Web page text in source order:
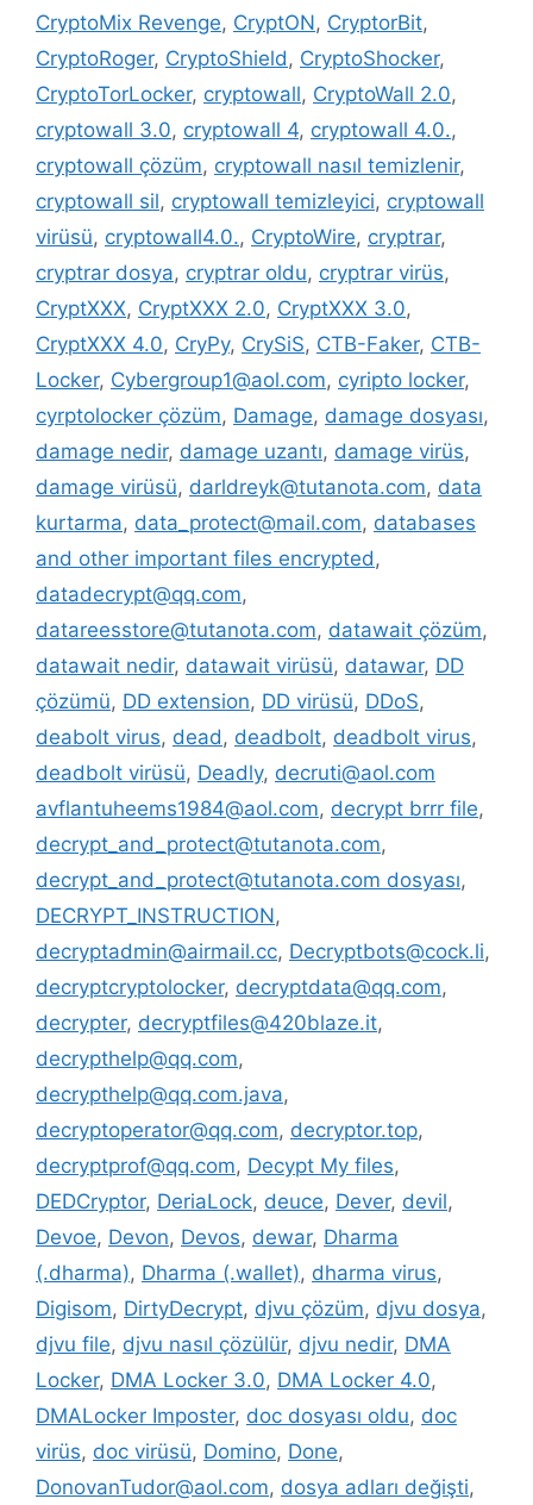
CryptoMix Revenge, CryptON, CryptorBit,
CryptoRoger, CryptoShield, CryptoShocker,
CryptoTorLocker, cryptowall, CryptoWall 2.0,
cryptowall 3.0, cryptowall 4, cryptowall 4.0.,
cryptowall çözüm, cryptowall nasıl temizlenir,
cryptowall sil, cryptowall temizleyici, cryptowall
virüsü, cryptowall4.0., CryptoWire, cryptrar,
cryptrar dosya, cryptrar oldu, cryptrar virüs,
CryptXXX, CryptXXX 2.0, CryptXXX 3.0,
CryptXXX 4.0, CryPy, CrySiS, CTB-Faker, CTB-
Locker, Cybergroup1@aol.com, cyripto locker,
cyrptolocker çözüm, Damage, damage dosyası,
damage nedir, damage uzantı, damage virüs,
damage virüsü, darldreyk@tutanota.com, data
kurtarma, data_protect@mail.com, databases
and other important files encrypted,
datadecrypt@qq.com,
datareesstore@tutanota.com, datawait çözüm,
datawait nedir, datawait virüsü, datawar, DD
çözümü, DD extension, DD virüsü, DDoS,
deabolt virus, dead, deadbolt, deadbolt virus,
deadbolt virüsü, Deadly, decruti@aol.com
avflantuheems1984@aol.com, decrypt brrr file,
decrypt_and_protect@tutanota.com,
decrypt_and_protect@tutanota.com dosyası,
DECRYPT_INSTRUCTION,
decryptadmin@airmail.cc, Decryptbots@cock.li,
decryptcryptolocker, decryptdata@qq.com,
decrypter, decryptfiles@420blaze.it,
decrypthelp@qq.com,
decrypthelp@qq.com.java,
decryptoperator@qq.com, decryptor.top,
decryptprof@qq.com, Decypt My files,
DEDCryptor, DeriaLock, deuce, Dever, devil,
Devoe, Devon, Devos, dewar, Dharma
(.dharma), Dharma (.wallet), dharma virus,
Digisom, DirtyDecrypt, djvu çözüm, djvu dosya,
djvu file, djvu nasıl çözülür, djvu nedir, DMA
Locker, DMA Locker 3.0, DMA Locker 4.0,
DMALocker Imposter, doc dosyası oldu, doc
virüs, doc virüsü, Domino, Done,
DonovanTudor@aol.com, dosya adları değişti,